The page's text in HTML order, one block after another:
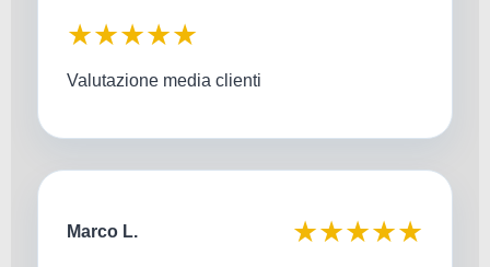
★★★★★
Valutazione media clienti
Marco L. ★★★★★